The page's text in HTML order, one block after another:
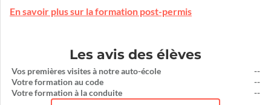
En savoir plus sur la formation post-permis
Les avis des élèves
Vos premières visites à notre auto-école
Votre formation au code
Votre formation à la conduite
--
--
--